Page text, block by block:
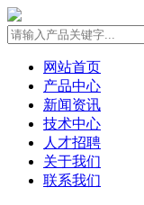
网站首页
产品中心
新闻资讯
技术中心
人才招聘
关于我们
联系我们